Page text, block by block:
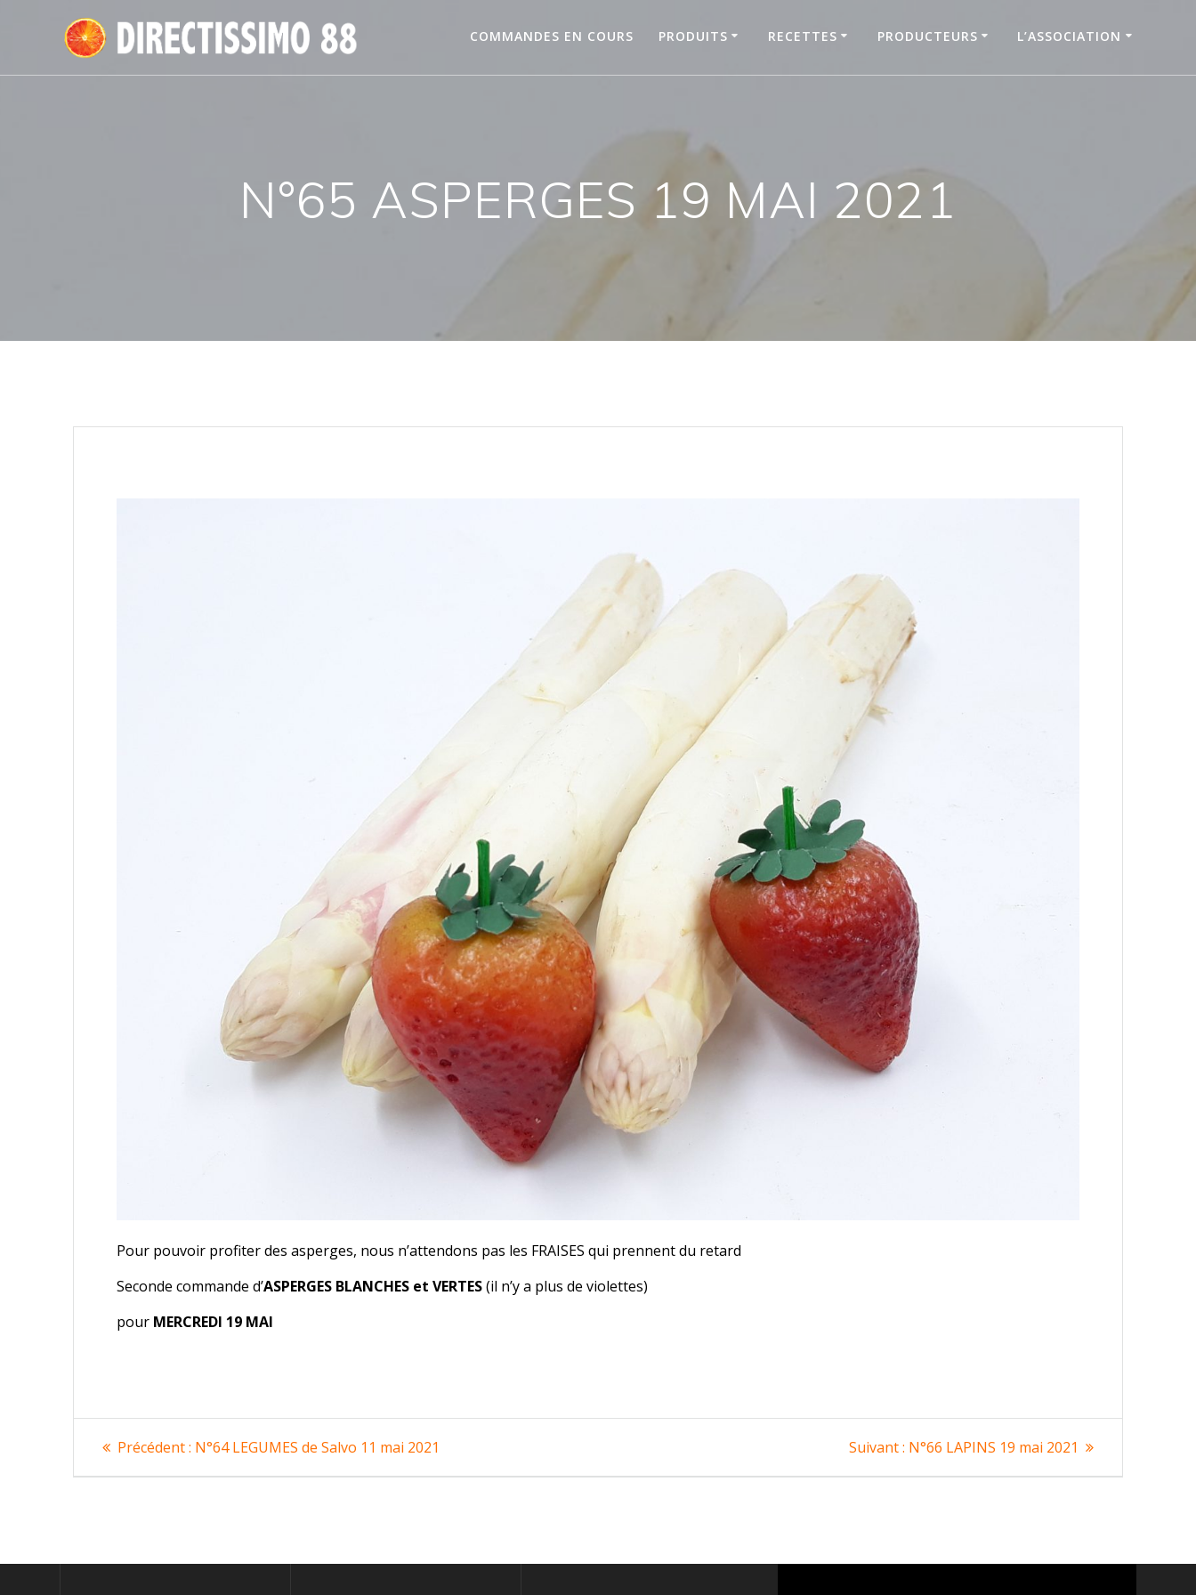
COMMANDES EN COURS PRODUITS RECETTES PRODUCTEURS L’ASSOCIATION
N°65 ASPERGES 19 MAI 2021
Pour pouvoir profiter des asperges, nous n’attendons pas les FRAISES qui prennent du retard
Seconde commande d’ASPERGES BLANCHES et VERTES(il n’y a plus de violettes)
pour MERCREDI 19 MAI
Navigation
de
Précédent : Article
N°64 LEGUMES de Salvo 11 mai 2021 Suivant : Article
N°66 LAPINS 19 mai 2021